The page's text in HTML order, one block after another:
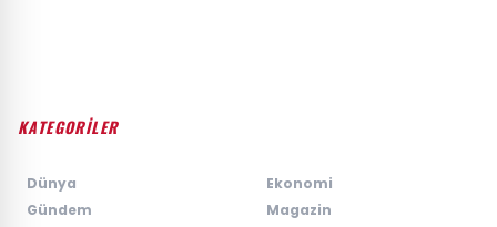
KATEGORİLER
Dünya
Ekonomi
Gündem
Magazin